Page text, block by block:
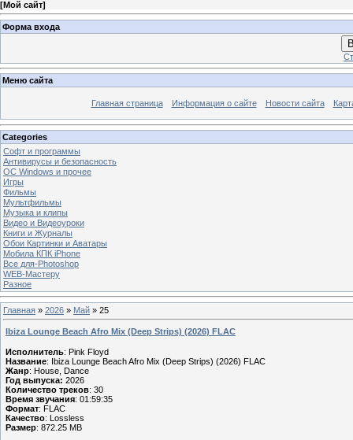
[Мой сайт]
Форма входа
Меню сайта
Главная страница Информация о сайте Новости сайта
Categories
Софт и программы
Антивирусы и безопасность
OC Windows и прочее
Игры
Фильмы
Мультфильмы
Музыка и клипы
Видео и Видеоуроки
Книги и Журналы
Обои Картинки и Аватары
Мобила КПК iPhone
Все для-Photoshop
WEB-Мастеру
Разное
Главная » 2026 » Май » 25
Ibiza Lounge Beach Afro Mix (Deep Strips) (2026) FLAC
Исполнитель: Pink Floyd
Название: Ibiza Lounge Beach Afro Mix (Deep Strips) (2026) FLAC
Жанр: House, Dance
Год выпуска: 2026
Количество треков: 30
Время звучания: 01:59:35
Формат: FLAC
Качество: Lossless
Размер: 872.25 MB